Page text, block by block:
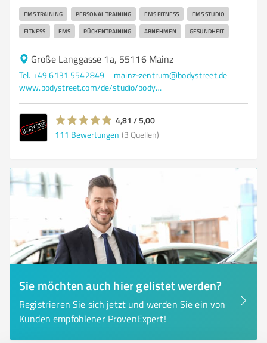
EMS TRAINING PERSONAL TRAINING EMS FITNESS EMS STUDIO
FITNESS EMS RÜCKENTRAINING ABNEHMEN GESUNDHEIT
Große Langgasse 1a, 55116 Mainz
Tel. +49 6131 5542849
mainz-zentrum@bodystreet.de
www.bodystreet.com/de/studio/bodystreet-mainz-zentrum
4,81 / 5,00
111 Bewertungen (3 Quellen)
Sie möchten auch hier gelistet werden?
Registrieren Sie sich jetzt und werden Sie ein von
Kunden empfohlener ProvenExpert!